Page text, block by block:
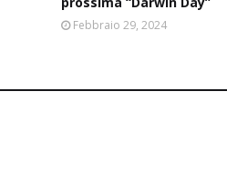
Febbraio 29, 2024